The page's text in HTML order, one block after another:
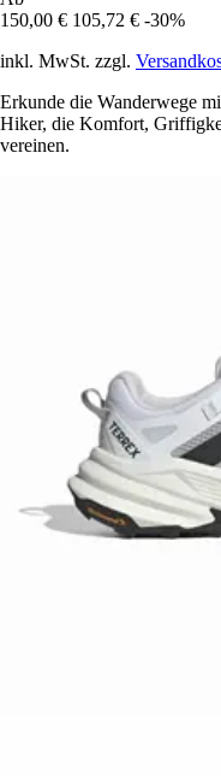
150,00 € 105,72 € -30%
inkl. MwSt. zzgl.
Erkunde die Wanderwege
Hiker, die Komfort,
vereinen.